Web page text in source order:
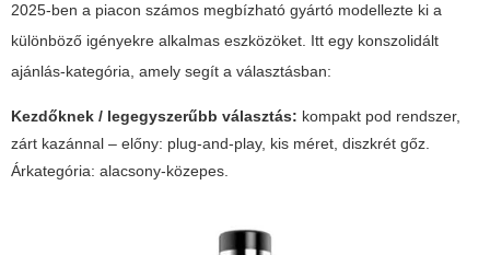
2025-ben a piacon számos megbízható gyártó modellezte ki a
különböző igényekre alkalmas eszközöket. Itt egy konszolidált
ajánlás-kategória, amely segít a választásban:
Kezdőknek / legegyszerűbb választás: kompakt pod rendszer,
zárt kazánnal – előny: plug-and-play, kis méret, diszkrét gőz.
Árkategória: alacsony-közepes.